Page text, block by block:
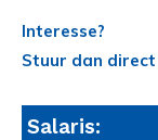
Interesse?
Stuur dan direct
Salaris: